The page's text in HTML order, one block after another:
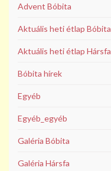
Advent Bóbita
Aktuális heti étlap Bóbita
Aktuális heti étlap Hársfa
Bóbita hírek
Egyéb
Egyéb_egyéb
Galéria Bóbita
Galéria Hársfa